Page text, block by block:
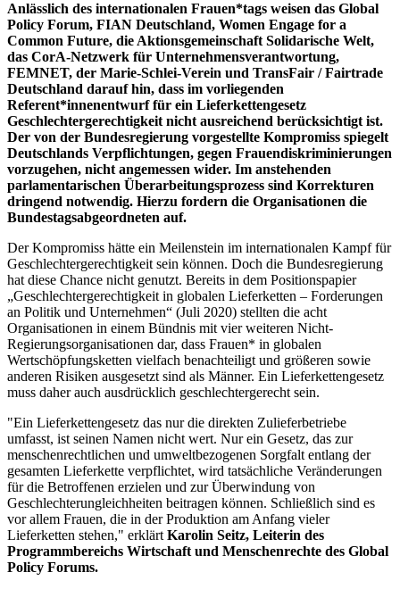
Anlässlich des internationalen Frauen*tags weisen das Global
Policy Forum, FIAN Deutschland, Women Engage for a
Common Future, die Aktionsgemeinschaft Solidarische Welt,
das CorA-Netzwerk für Unternehmensverantwortung,
FEMNET, der Marie-Schlei-Verein und TransFair / Fairtrade
Deutschland darauf hin, dass im vorliegenden
Referent*innenentwurf für ein Lieferkettengesetz
Geschlechtergerechtigkeit nicht ausreichend berücksichtigt ist.
Der von der Bundesregierung vorgestellte Kompromiss spiegelt
Deutschlands Verpflichtungen, gegen Frauendiskriminierungen
vorzugehen, nicht angemessen wider. Im anstehenden
parlamentarischen Überarbeitungsprozess sind Korrekturen
dringend notwendig. Hierzu fordern die Organisationen die
Bundestagsabgeordneten auf.
Der Kompromiss hätte ein Meilenstein im internationalen Kampf für
Geschlechtergerechtigkeit sein können. Doch die Bundesregierung
hat diese Chance nicht genutzt. Bereits in dem Positionspapier
„Geschlechtergerechtigkeit in globalen Lieferketten – Forderungen
an Politik und Unternehmen“ (Juli 2020) stellten die acht
Organisationen in einem Bündnis mit vier weiteren Nicht-
Regierungsorganisationen dar, dass Frauen* in globalen
Wertschöpfungsketten vielfach benachteiligt und größeren sowie
anderen Risiken ausgesetzt sind als Männer. Ein Lieferkettengesetz
muss daher auch ausdrücklich geschlechtergerecht sein.
"Ein Lieferkettengesetz das nur die direkten Zulieferbetriebe
umfasst, ist seinen Namen nicht wert. Nur ein Gesetz, das zur
menschenrechtlichen und umweltbezogenen Sorgfalt entlang der
gesamten Lieferkette verpflichtet, wird tatsächliche Veränderungen
für die Betroffenen erzielen und zur Überwindung von
Geschlechterungleichheiten beitragen können. Schließlich sind es
vor allem Frauen, die in der Produktion am Anfang vieler
Lieferketten stehen," erklärtKarolin Seitz, Leiterin des
Programmbereichs Wirtschaft und Menschenrechte des Global
Policy Forums.